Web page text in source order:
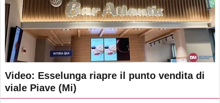
Video: Esselunga riapre il punto vendita di
viale Piave (Mi)